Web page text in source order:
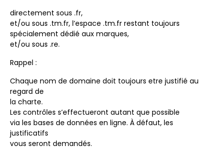
directement sous .fr,
et/ou sous .tm.fr, l’espace .tm.fr restant toujours
spécialement dédié aux marques,
et/ou sous .re.
Rappel :
Chaque nom de domaine doit toujours etre justifié au
regard de
la charte.
Les contrôles s’effectueront autant que possible
via les bases de données en ligne. À défaut, les
justificatifs
vous seront demandés.